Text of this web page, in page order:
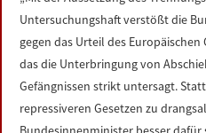
Untersuchungshaft verstößt die
gegen das Urteil des
das die Unterbringung von
Gefängnissen strikt untersagt.
repressiveren Gesetzen zu